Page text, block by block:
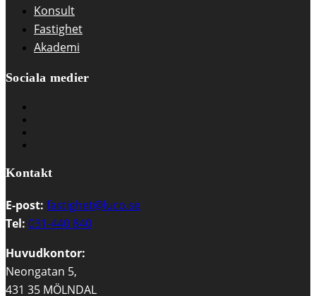
Konsult
Fastighet
Akademi
Sociala medier
Kontakt
E-post: fastighet@luco.se
Tel: 031-440 840
Huvudkontor:
Neongatan 5,
431 35 MÖLNDAL